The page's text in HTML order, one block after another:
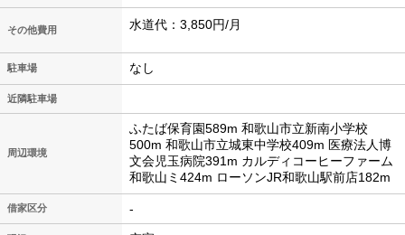
その他費用 水道代：3,850円/月
駐車場 なし
近隣駐車場
周辺環境
ふたば保育園589m 和歌山市立新南小学校
500m 和歌山市立城東中学校409m 医療法人博
文会児玉病院391m カルディコーヒーファーム
和歌山ミ424m ローソンJR和歌山駅前店182m
借家区分 -